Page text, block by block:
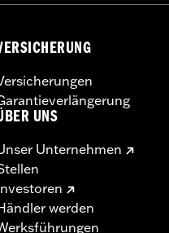
UNS
Unternehmen
werden